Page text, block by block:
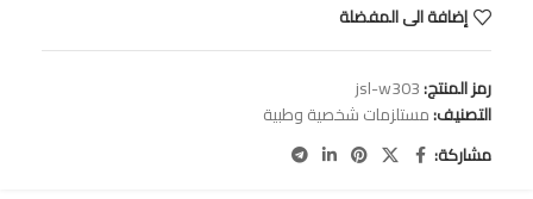
إضافة الى المفضلة
رمز المنتج:jsl-w303
التصنيف:مستلزمات شخصية وطبية
مشاركة: